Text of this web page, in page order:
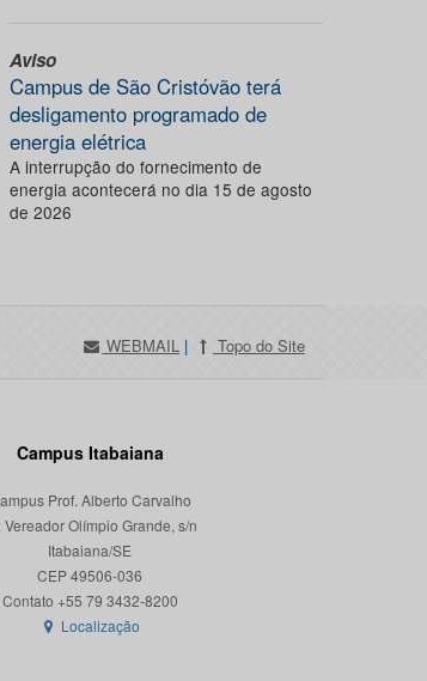
Aviso
Campus de São Cristóvão terá
desligamento programado de
energia elétrica
A interrupção do fornecimento de
energia acontecerá no dia 15 de agosto
de 2026
WEBMAIL | Topo do Site
Campus Itabaiana
Prof. Alberto Carvalho
Vereador Olímpio Grande, s/n
Itabaiana/SE
CEP 49506-036
Localização